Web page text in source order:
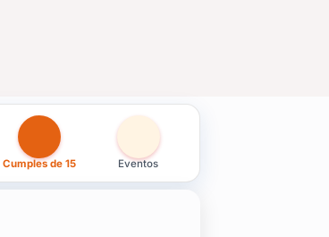
Cumples de 15 Eventos